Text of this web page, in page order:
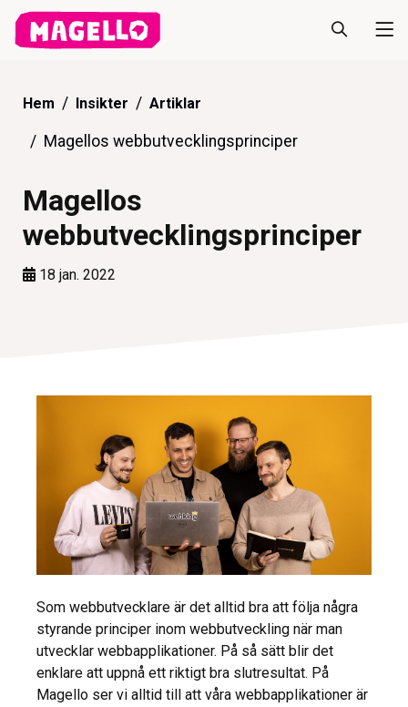
Hem Insikter Artiklar
Magellos webbutvecklingsprinciper
Magellos
webbutvecklingsprinciper
18 jan. 2022
Som webbutvecklare är det alltid bra att följa några
styrande principer inom webbutveckling när man
utvecklar webbapplikationer. På så sätt blir det
enklare att uppnå ett riktigt bra slutresultat. På
Magello ser vi alltid till att våra webbapplikationer är